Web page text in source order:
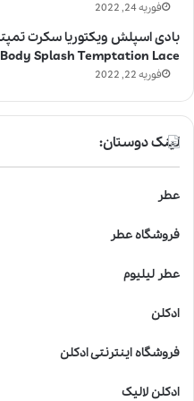
فوریه 24, 2022
Body Splash Temptation Lace
فوریه 22, 2022
لینک دوستان:
عطر
فروشگاه عطر
عطر لیلیوم
ادکلن
فروشگاه اینترنتی ادکلن
ادکلن لالیک